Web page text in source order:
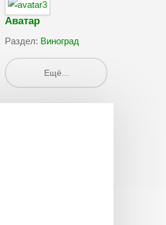
Аватар
Раздел: Виноград
Ещё...